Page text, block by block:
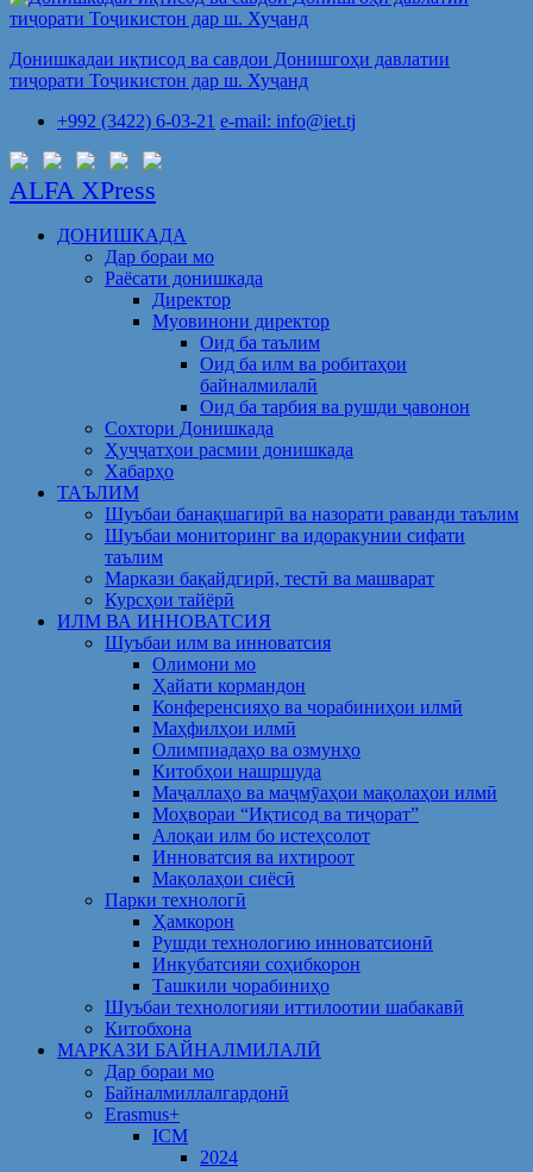
Донишкадаи иқтисод ва савдои Донишгоҳи давлатии
тиҷорати Тоҷикистон дар ш. Хуҷанд
+992 (3422) 6-03-21 e-mail: info@iet.tj
ALFA XPress
ДОНИШКАДА
Дар бораи мо
Раёсати донишкада
Директор
Муовинони директор
Оид ба таълим
Оид ба илм ва робитаҳои
байналмилалӣ
Оид ба тарбия ва рушди ҷавонон
Сохтори Донишкада
Ҳуҷҷатҳои расмии донишкада
Хабарҳо
ТАЪЛИМ
Шуъбаи банақшагирӣ ва назорати раванди таълим
Шуъбаи мониторинг ва идоракунии сифати
таълим
Маркази бақайдгирӣ, тестӣ ва машварат
Курсҳои тайёрӣ
ИЛМ ВА ИННОВАТСИЯ
Шуъбаи илм ва инноватсия
Олимони мо
Ҳайати кормандон
Конференсияҳо ва чорабиниҳои илмӣ
Маҳфилҳои илмӣ
Олимпиадаҳо ва озмунҳо
Китобҳои нашршуда
Маҷаллаҳо ва маҷмӯаҳои мақолаҳои илмӣ
Моҳвораи “Иқтисод ва тиҷорат”
Алоқаи илм бо истеҳсолот
Инноватсия ва ихтироот
Мақолаҳои сиёсӣ
Парки технологӣ
Ҳамкорон
Рушди технологию инноватсионӣ
Инкубатсияи соҳибкорон
Ташкили чорабиниҳо
Шуъбаи технологияи иттилоотии шабакавӣ
Китобхона
МАРКАЗИ БАЙНАЛМИЛАЛӢ
Дар бораи мо
Байналмиллалгардонӣ
Erasmus+
ICM
2024